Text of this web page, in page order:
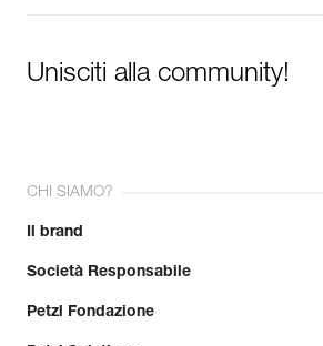
Unisciti alla community!
CHI SIAMO?
Il brand
Società Responsabile
Petzl Fondazione